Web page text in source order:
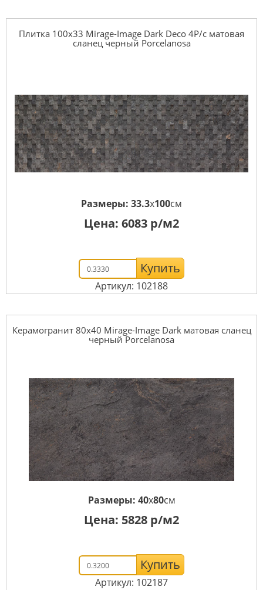
Плитка 100x33 Mirage-Image Dark Deco 4P/c матовая
сланец черный Porcelanosa
Размеры: 33.3x100см
Цена: 6083 р/м2
Купить
Артикул: 102188
Керамогранит 80x40 Mirage-Image Dark матовая сланец
черный Porcelanosa
Размеры: 40x80см
Цена: 5828 р/м2
Купить
Артикул: 102187